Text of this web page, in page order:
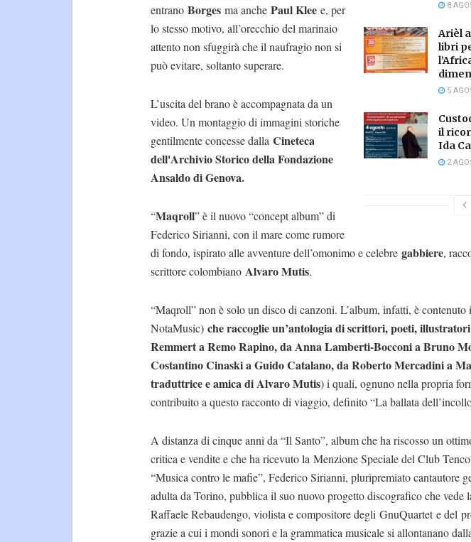
8
Arièl
libri
5
il
Ida
2
entrano Borges ma anche Paul Klee e, per
lo stesso motivo, all’orecchio del marinaio
attento non sfuggirà che il naufragio non si
può evitare, soltanto superare.
L’uscita del brano è accompagnata da un
video. Un montaggio di immagini storiche
gentilmente concesse dalla Cineteca
dell'Archivio Storico della Fondazione
Ansaldo di Genova.
“Maqroll” è il nuovo “concept album” di
Federico Sirianni, con il mare come rumore
di fondo, ispirato alle avventure dell’omonimo e celebre gabbiere,
scrittore colombiano Alvaro Mutis.
“Maqroll” non è solo un disco di canzoni. L’album, infatti, è contenuto
NotaMusic) che raccoglie un’antologia di scrittori, poeti,
Remmert a Remo Rapino, da Anna Lamberti-Bocconi a Bruno
Costantino Cinaski a Guido Catalano, da Roberto Mercadini a
traduttrice e amica di Alvaro Mutis) i quali, ognuno nella propria
contribuito a questo racconto di viaggio, definito “La ballata
A distanza di cinque anni da “Il Santo”, album che ha riscosso un
critica e vendite e che ha ricevuto la Menzione Speciale del Club
“Musica contro le mafie”, Federico Sirianni, pluripremiato cantautore
adulta da Torino, pubblica il suo nuovo progetto discografico che vede
Raffaele Rebaudengo, violista e compositore degli GnuQuartet e del
grazie a cui i mondi sonori e la grammatica musicale si allontanano